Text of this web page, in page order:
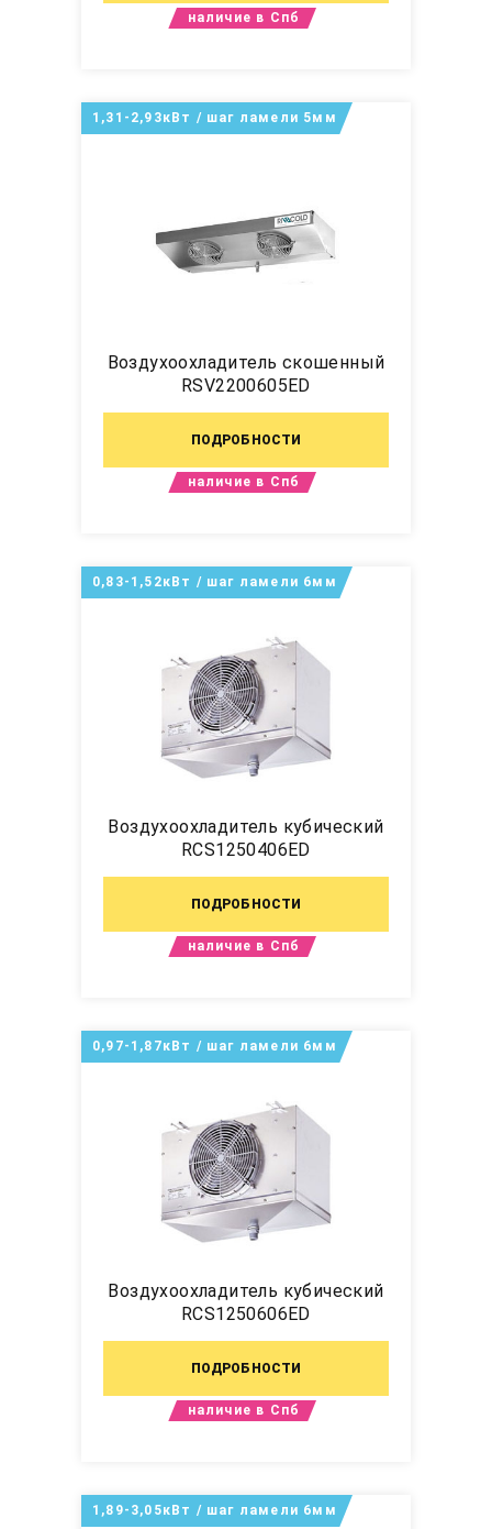
наличие в Спб
Воздухоохладитель скошенный
RSV2200605ED
ПОДРОБНОСТИ
1,31-2,93кВт / шаг ламели 5мм
наличие в Спб
Воздухоохладитель кубический
RCS1250406ED
ПОДРОБНОСТИ
0,83-1,52кВт / шаг ламели 6мм
наличие в Спб
Воздухоохладитель кубический
RCS1250606ED
ПОДРОБНОСТИ
0,97-1,87кВт / шаг ламели 6мм
наличие в Спб
1,89-3,05кВт / шаг ламели 6мм